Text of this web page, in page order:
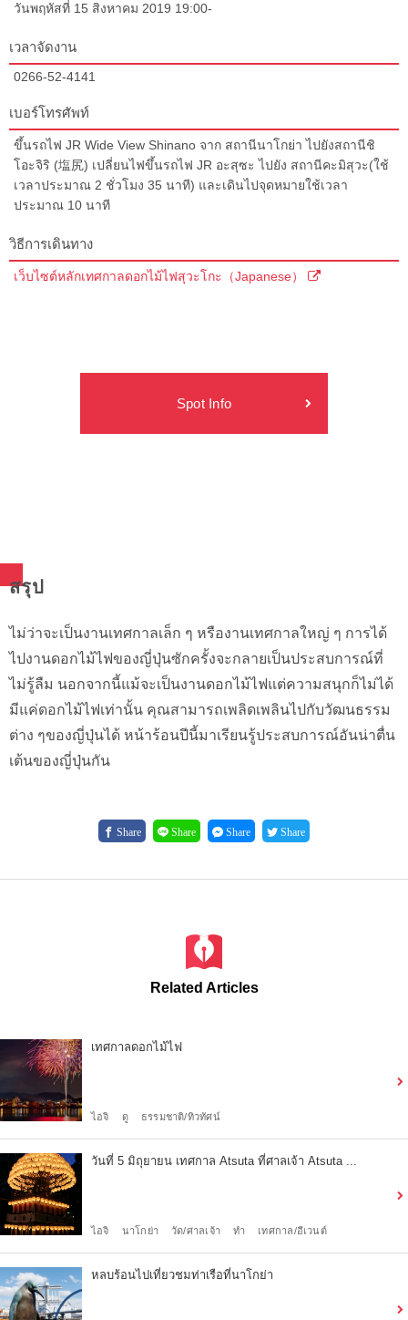
วันพฤหัสที่ 15 สิงหาคม 2019 19:00-
เวลาจัดงาน
0266-52-4141
เบอร์โทรศัพท์
ขึ้นรถไฟ JR Wide View Shinano จาก สถานีนาโกย่า ไปยังสถานีชิ
โอะจิริ (塩尻) เปลี่ยนไฟขึ้นรถไฟ JR อะสุซะ ไปยัง สถานีคะมิสุวะ(ใช้
เวลาประมาณ 2 ชั่วโมง 35 นาที) และเดินไปจุดหมายใช้เวลา
ประมาณ 10 นาที
วิธีการเดินทาง
เว็บไซต์หลักเทศกาลดอกไม้ไฟสุวะโกะ（Japanese）
Spot Info
สรุป
ไม่ว่าจะเป็นงานเทศกาลเล็ก ๆ หรืองานเทศกาลใหญ่ ๆ การได้
ไปงานดอกไม้ไฟของญี่ปุ่นซักครั้งจะกลายเป็นประสบการณ์ที่
ไม่รู้ลืม นอกจากนี้แม้จะเป็นงานดอกไม้ไฟแต่ความสนุกก็ไม่ได้
มีแค่ดอกไม้ไฟเท่านั้น คุณสามารถเพลิดเพลินไปกับวัฒนธรรม
ต่าง ๆของญี่ปุ่นได้ หน้าร้อนปีนี้มาเรียนรู้ประสบการณ์อันน่าตื่น
เต้นของญี่ปุ่นกัน
Share Share Share Share
Related Articles
เทศกาลดอกไม้ไฟ
ไอจิ ดู ธรรมชาติ/ทิวทัศน์
วันที่ 5 มิถุยายน เทศกาล Atsuta ที่ศาลเจ้า Atsuta ...
ไอจิ นาโกย่า วัด/ศาลเจ้า ทำ เทศกาล/อีเวนต์
หลบร้อนไปเที่ยวชมท่าเรือที่นาโกย่า